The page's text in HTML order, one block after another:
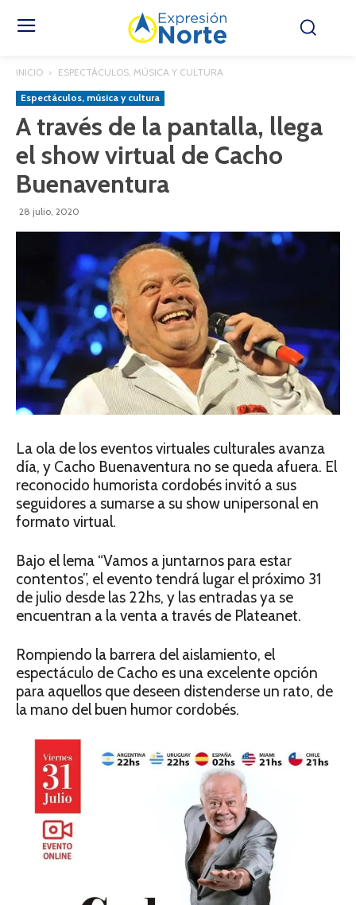
INICIO ESPECTÁCULOS, MÚSICA Y CULTURA
Espectáculos, música y cultura
A través de la pantalla, llega
el show virtual de Cacho
Buenaventura
28 julio, 2020
La ola de los eventos virtuales culturales avanza
día, y Cacho Buenaventura no se queda afuera. El
reconocido humorista cordobés invitó a sus
seguidores a sumarse a su show unipersonal en
formato virtual.
Bajo el lema “Vamos a juntarnos para estar
contentos”, el evento tendrá lugar el próximo 31
de julio desde las 22hs, y las entradas ya se
encuentran a la venta a través de Plateanet.
Rompiendo la barrera del aislamiento, el
espectáculo de Cacho es una excelente opción
para aquellos que deseen distenderse un rato, de
la mano del buen humor cordobés.